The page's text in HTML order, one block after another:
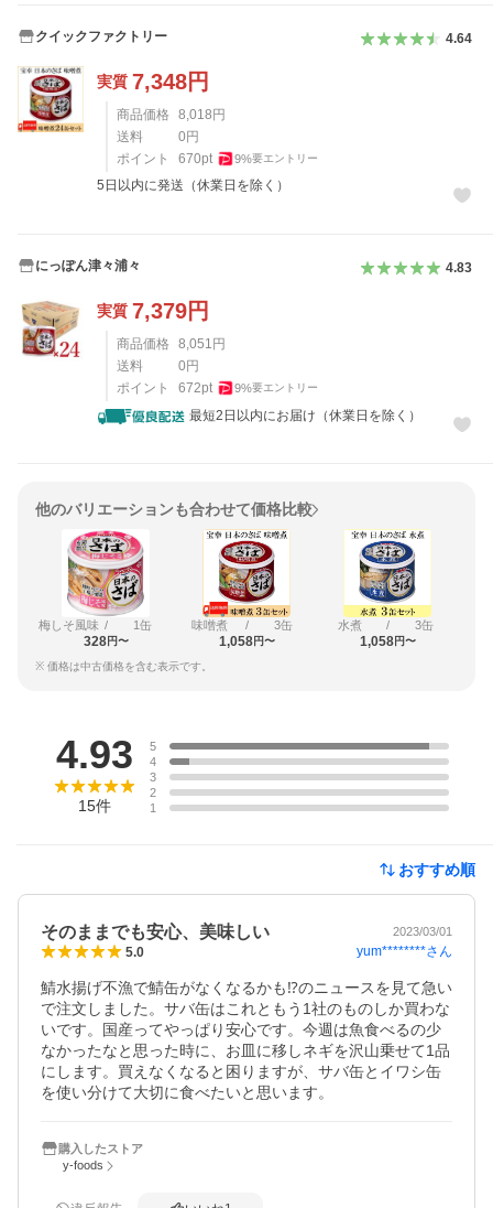
クイックファクトリー 4.64
実質 7,348円
商品価格 8,018 円
送料
0 円
ポイント
670pt 9%要エントリー
5日以内に発送（休業日を除く）
にっぽん津々浦々 4.83
実質 7,379円
商品価格 8,051 円
送料
0 円
ポイント
672pt 9%要エントリー
最短2日以内にお届け（休業日を除く）
他のバリエーションも合わせて価格比較
梅しそ風味 / 1缶
328円〜
味噌煮 / 3缶
1,058円〜
水煮 / 3缶
1,058円〜
※ 価格は中古価格を含む表示です。
4.93
15件
5
4
3
2
1
おすすめ順
そのままでも安心、美味しい 2023/03/01
5.0 yum********さん
鯖水揚げ不漁で鯖缶がなくなるかも⁉︎のニュースを見て急い
で注文しました。サバ缶はこれともう1社のものしか買わな
いです。国産ってやっぱり安心です。今週は魚食べるの少
なかったなと思った時に、お皿に移しネギを沢山乗せて1品
にします。買えなくなると困りますが、サバ缶とイワシ缶
を使い分けて大切に食べたいと思います。
購入したストア
y-foods